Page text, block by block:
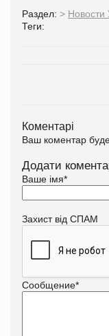
Раздел: > Новости
Теги:
Коментарі
Ваш коментар
Додати
Ваше імя*
Захист від СПАМ
Сообщение*